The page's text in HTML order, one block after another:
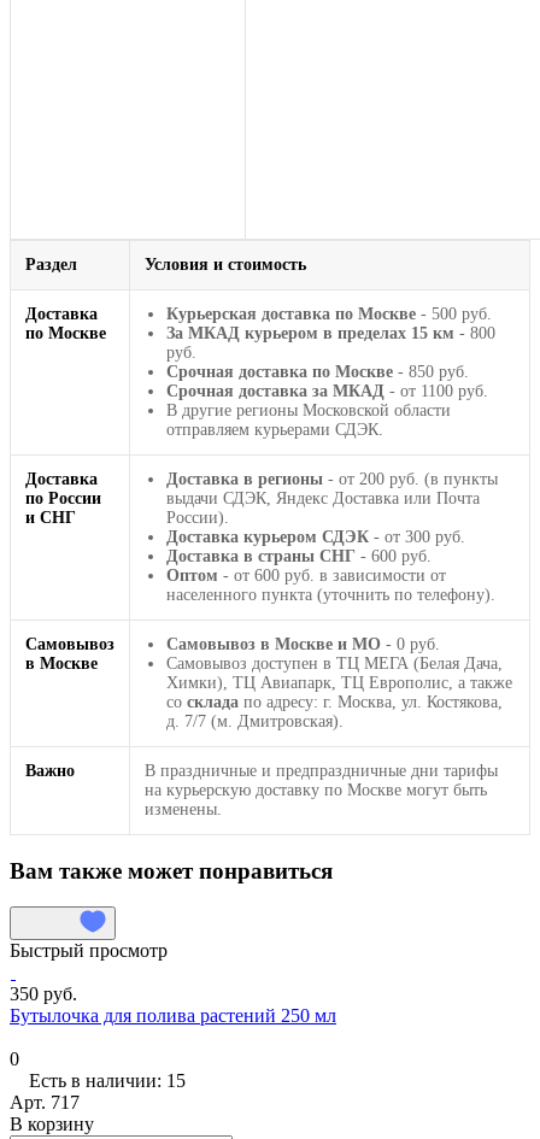
Раздел Условия и стоимость
Доставка
по Москве
Курьерская доставка по Москве - 500 руб.
За МКАД курьером в пределах 15 км - 800
руб.
Срочная доставка по Москве - 850 руб.
Срочная доставка за МКАД - от 1100 руб.
В другие регионы Московской области
отправляем курьерами СДЭК.
Доставка
по России
и СНГ
Доставка в регионы - от 200 руб. (в пункты
выдачи СДЭК, Яндекс Доставка или Почта
России).
Доставка курьером СДЭК - от 300 руб.
Доставка в страны СНГ - 600 руб.
Оптом - от 600 руб. в зависимости от
населенного пункта (уточнить по телефону).
Самовывоз
в Москве
Самовывоз в Москве и МО - 0 руб.
Самовывоз доступен в ТЦ МЕГА (Белая Дача,
Химки), ТЦ Авиапарк, ТЦ Европолис, а также
со склада по адресу: г. Москва, ул. Костякова,
д. 7/7 (м. Дмитровская).
Важно
В праздничные и предпраздничные дни тарифы
на курьерскую доставку по Москве могут быть
изменены.
Вам также может понравиться
Быстрый просмотр
350 руб.
Бутылочка для полива растений 250 мл
0
Есть в наличии: 15
Арт. 717
В корзину